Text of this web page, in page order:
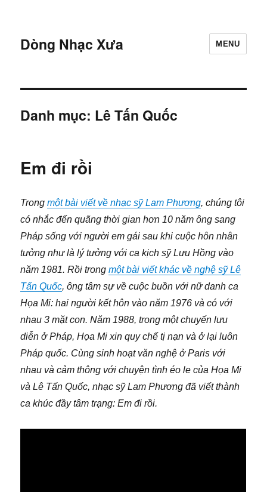
Dòng Nhạc Xưa MENU
Danh mục: Lê Tấn Quốc
Em đi rồi
Trongmột bài viết về nhạc sỹ Lam Phương, chúng tôi
có nhắc đến quãng thời gian hơn 10 năm ông sang
Pháp sống với người em gái sau khi cuộc hôn nhân
tưởng như là lý tưởng với ca kịch sỹ Lưu Hồng vào
năm 1981. Rồi trongmột bài viết khác về nghệ sỹ Lê
Tấn Quốc, ông tâm sự về cuộc buồn với nữ danh ca
Họa Mi: hai người kết hôn vào năm 1976 và có với
nhau 3 mặt con. Năm 1988, trong một chuyến lưu
diễn ở Pháp, Họa Mi xin quy chế tị nạn và ở lại luôn
Pháp quốc. Cùng sinh hoạt văn nghệ ở Paris với
nhau và cảm thông với chuyện tình éo le của Họa Mi
và Lê Tấn Quốc, nhạc sỹ Lam Phương đã viết thành
ca khúc đầy tâm trạng: Em đi rồi.